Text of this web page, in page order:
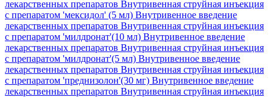
лекарственных препаратов Внутривенная струйная инъекция
с препаратом 'мексидол' (5 мл) Внутривенное введение
лекарственных препаратов Внутривенная струйная инъекция
с препаратом 'милдронат'(10 мл) Внутривенное введение
лекарственных препаратов Внутривенная струйная инъекция
с препаратом 'милдронат'(5 мл) Внутривенное введение
лекарственных препаратов Внутривенная струйная инъекция
с препаратом 'преднизолон'(30 мг) Внутривенное введение
лекарственных препаратов Внутривенная струйная инъекция